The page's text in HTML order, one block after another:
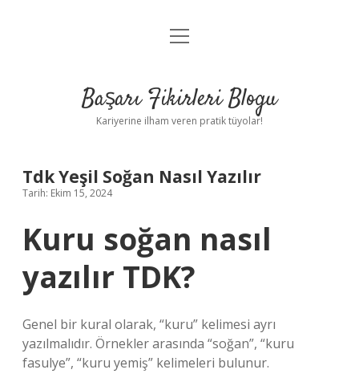
Anasayfa
Yasal Uyarı
menüyü
Başarı Fikirleri Blogu
Kariyerine ilham veren pratik tüyolar!
Tdk Yeşil Soğan Nasıl Yazılır
Tarih: Ekim 15, 2024
Kuru soğan nasıl
yazılır TDK?
Genel bir kural olarak, “kuru” kelimesi ayrı
yazılmalıdır. Örnekler arasında “soğan”, “kuru
fasulye”, “kuru yemiş” kelimeleri bulunur.